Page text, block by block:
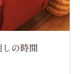
の時間